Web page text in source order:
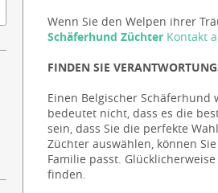
Wenn Sie den Welpen ihrer
Schäferhund Züchter Kontakt
FINDEN SIE
Einen Belgischer
bedeutet nicht, dass es die
sein, dass Sie die perfekte
Züchter auswählen, können
Familie passt.
finden.